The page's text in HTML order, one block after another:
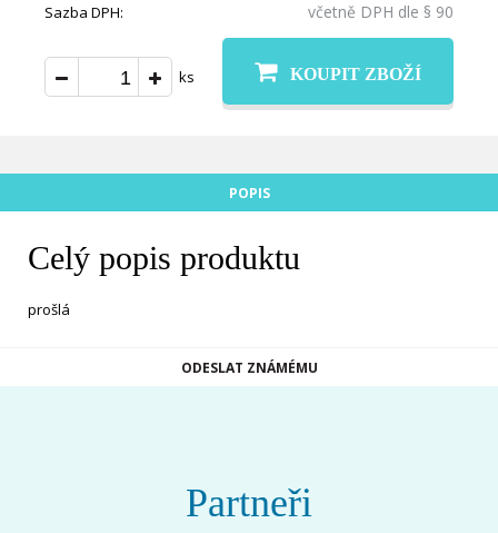
Sazba DPH: včetně DPH dle § 90
ks KOUPIT ZBOŽÍ
POPIS
Celý popis produktu
prošlá
ODESLAT ZNÁMÉMU
Partneři